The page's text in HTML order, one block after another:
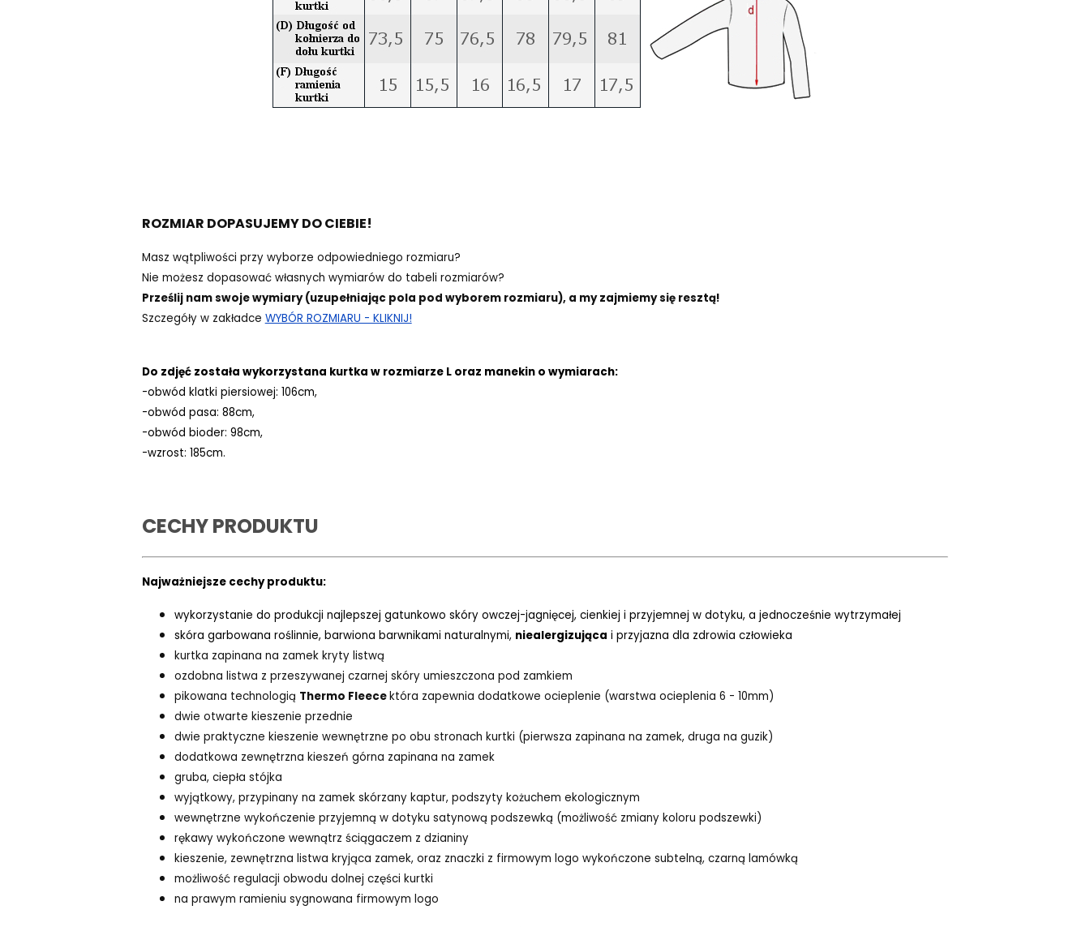
ROZMIAR DOPASUJEMY DO CIEBIE!
Masz wątpliwości przy wyborze odpowiedniego rozmiaru?
Nie możesz dopasować własnych wymiarów do tabeli rozmiarów?
Prześlij nam swoje wymiary (uzupełniając pola pod wyborem rozmiaru), a my zajmiemy się resztą!
Szczegóły w zakładce WYBÓR ROZMIARU - KLIKNIJ!
Do zdjęć została wykorzystana kurtka w rozmiarze L oraz manekin o wymiarach:
-obwód klatki piersiowej: 106cm,
-obwód pasa: 88cm,
-obwód bioder: 98cm,
-wzrost: 185cm.
CECHY PRODUKTU
Najważniejsze cechy produktu:
wykorzystanie do produkcji najlepszej gatunkowo skóry owczej-jagnięcej, cienkiej i przyjemnej w dotyku, a jednocześnie wytrzymałej
skóra garbowana roślinnie, barwiona barwnikami naturalnymi, niealergizująca i przyjazna dla zdrowia człowieka
kurtka zapinana na zamek kryty listwą
ozdobna listwa z przeszywanej czarnej skóry umieszczona pod zamkiem
pikowana technologią Thermo Fleecektóra zapewnia dodatkowe ocieplenie (warstwa ocieplenia 6 - 10mm)
dwie otwarte kieszenie przednie
dwie praktyczne kieszenie wewnętrzne po obu stronach kurtki (pierwsza zapinana na zamek, druga na guzik)
dodatkowa zewnętrzna kieszeń górna zapinana na zamek
gruba, ciepła stójka
wyjątkowy, przypinany na zamek skórzany kaptur, podszyty kożuchem ekologicznym
wewnętrzne wykończenie przyjemną w dotyku satynową podszewką (możliwość zmiany koloru podszewki)
rękawy wykończone wewnątrz ściągaczem z dzianiny
kieszenie, zewnętrzna listwa kryjąca zamek, oraz znaczki z firmowym logo wykończone subtelną, czarną lamówką
możliwość regulacji obwodu dolnej części kurtki
na prawym ramieniu sygnowana firmowym logo